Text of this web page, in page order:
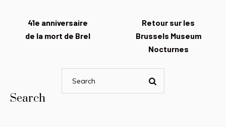
41e anniversaire
de la mort de Brel
Retour sur les
Brussels Museum
Nocturnes
Search